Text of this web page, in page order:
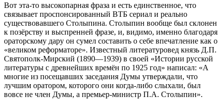
Вот эта-то высокопарная фраза и есть единственное, что
связывает проспонсированный ВТБ сериал и реально
существовавшего Столыпина. Столыпин вообще был склонен
к позёрству и выспренней фразе, и, видимо, именно благодаря
ораторскому дару он сумел составить о себе впечатление как о
«великом реформаторе». Известный литературовед князь Д.П.
Святополк-Мирский (1890—1939) в своей «Истории русской
литературы с древнейших времён по 1925 год» написал: «А
многие из посещавших заседания Думы утверждали, что
лучшим оратором, которого они когда-либо слыхали, был
вовсе не член Думы, а премьер-министр П.А. Столыпин».